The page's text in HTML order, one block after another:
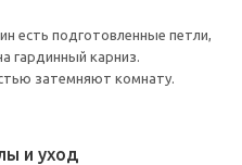
есть подготовленные петли,
гардинный карниз.
затемняют комнату.
и уход